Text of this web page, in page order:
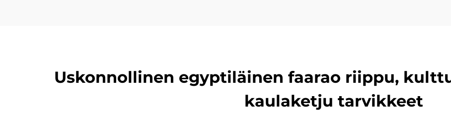
Uskonnollinen egyptiläinen faarao riippu,
kaulaketju tarvikkeet